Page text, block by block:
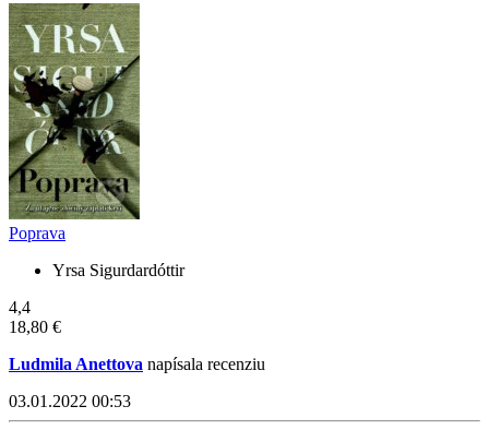
Poprava
Yrsa Sigurdardóttir
4,4
18,80 €
Ludmila Anettova napísala recenziu
03.01.2022 00:53